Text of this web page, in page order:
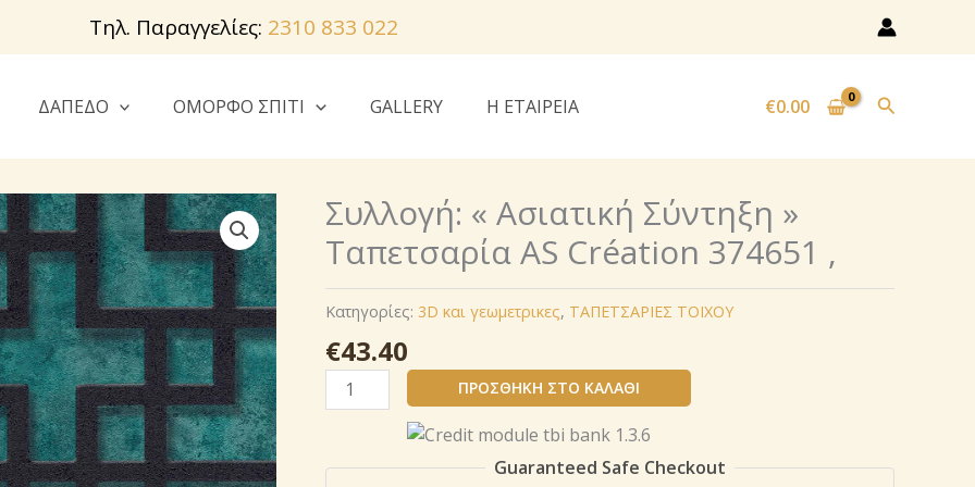
Τηλ. Παραγγελίες: 2310 833 022
ΔΑΠΕΔΟ ΟΜΟΡΦΟ ΣΠΙΤΙ GALLERY Η ΕΤΑΙΡΕΙΑ €0.00
Συλλογή: « Ασιατική Σύντηξη »
Ταπετσαρία AS Création 374651 ,
Κατηγορίες: 3D και γεωμετρικες, ΤΑΠΕΤΣΑΡΙΕΣ ΤΟΙΧΟΥ
€43.40
Συλλογή:
«
Σύντηξη
ΠΡΟΣΘΉΚΗ ΣΤΟ ΚΑΛΆΘΙ
Guaranteed Safe Checkout